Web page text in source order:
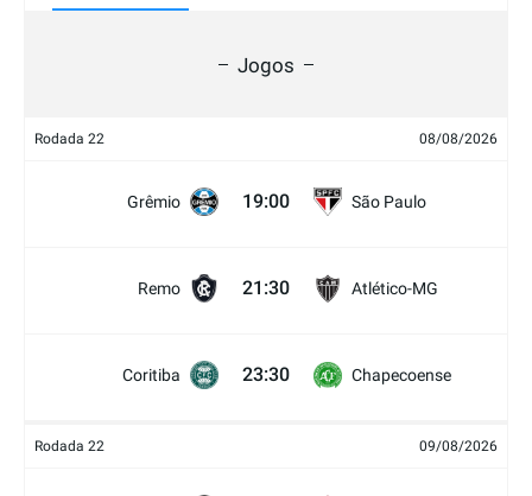
Jogos
Rodada 22 08/08/2026
Grêmio 19:00 São Paulo
Remo 21:30 Atlético-MG
Coritiba 23:30 Chapecoense
Rodada 22 09/08/2026